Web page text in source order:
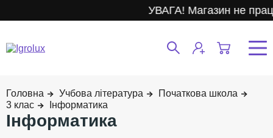
УВАГА! Магазин не
Учбова література
Початкова школа
3 клас
Інформатика
Інформатика